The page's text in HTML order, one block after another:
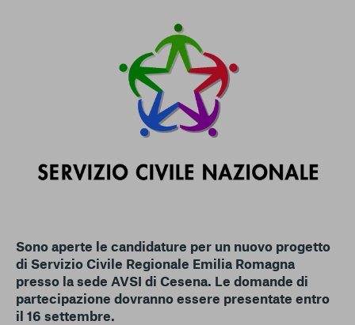
condizionare l’esperienza sulla Piattaforma e il suo
funzionamento. Premendo “Conferma le mie scelte”, la
selezione relativa ai cookie effettuata verrà salvata. Se non è
stata selezionata alcuna opzione, premere questo pulsante
equivarrà a rifiutare tutti i cookie. Per ulteriori informazioni, è
possibile consultare la nostraUlteriori informazioni
Sono aperte le candidature per un nuovo progetto
di Servizio Civile Regionale Emilia Romagna
presso la sede AVSI di Cesena. Le domande di
partecipazione dovranno essere presentate entro
il 16 settembre.